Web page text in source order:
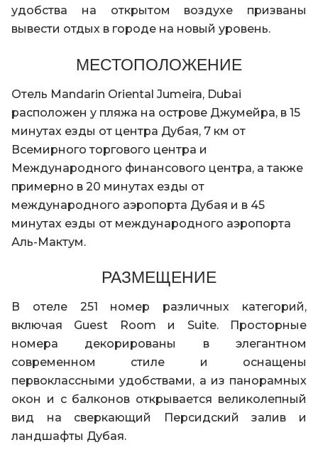
удобства на открытом воздухе призваны
вывести отдых в городе на новый уровень.
МЕСТОПОЛОЖЕНИЕ
Отель Mandarin Oriental Jumeira, Dubai
расположен у пляжа на острове Джумейра, в 15
минутах езды от центра Дубая, 7 км от
Всемирного торгового центра и
Международного финансового центра, а также
примерно в 20 минутах езды от
международного аэропорта Дубая и в 45
минутах езды от международного аэропорта
Аль-Мактум.
РАЗМЕЩЕНИЕ
В отеле 251 номер различных категорий,
включая Guest Room и Suite. Просторные
номера декорированы в элегантном
современном стиле и оснащены
первоклассными удобствами, а из панорамных
окон и с балконов открывается великолепный
вид на сверкающий Персидский залив и
ландшафты Дубая.